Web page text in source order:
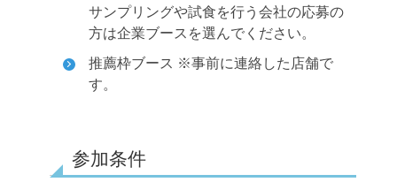
サンプリングや試食を行う会社の応募の
方は企業ブースを選んでください。
推薦枠ブース ※事前に連絡した店舗で
す。
参加条件